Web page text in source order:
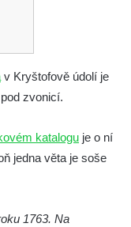
v Kryštofově údolí je
zvonicí.
katalogu je o ní
jedna věta je soše
1763. Na